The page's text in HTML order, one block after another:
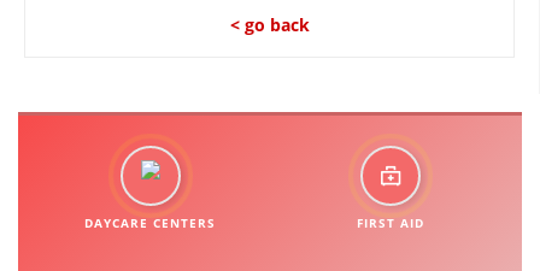
< go back
DAYCARE CENTERS FIRST AID